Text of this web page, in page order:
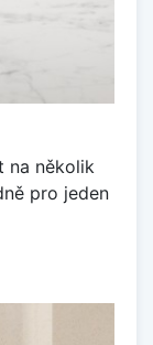
na několik
pro jeden